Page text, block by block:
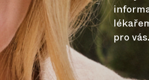
pro vás.